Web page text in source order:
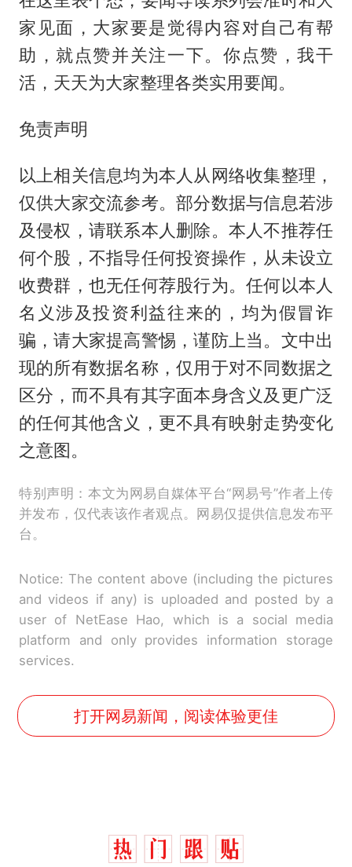
家见面，大家要是觉得内容对自己有帮
助，就点赞并关注一下。你点赞，我干
活，天天为大家整理各类实用要闻。
免责声明
以上相关信息均为本人从网络收集整理，
仅供大家交流参考。部分数据与信息若涉
及侵权，请联系本人删除。本人不推荐任
何个股，不指导任何投资操作，从未设立
收费群，也无任何荐股行为。任何以本人
名义涉及投资利益往来的，均为假冒诈
骗，请大家提高警惕，谨防上当。文中出
现的所有数据名称，仅用于对不同数据之
区分，而不具有其字面本身含义及更广泛
的任何其他含义，更不具有映射走势变化
之意图。
特别声明：本文为网易自媒体平台“网易号”作者上传
并发布，仅代表该作者观点。网易仅提供信息发布平
台。
Notice: The content above (including the pictures
and videos if any) is uploaded and posted by a
user of NetEase Hao, which is a social media
platform and only provides information storage
services.
打开网易新闻，阅读体验更佳